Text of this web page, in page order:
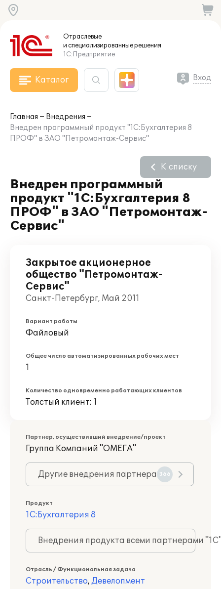
Отраслевые
и специализированныерешения
1С:Предприятие
Каталог Вход
Главная
Внедрения
Внедрен программный продукт "1С:Бухгалтерия 8
ПРОФ" в ЗАО "Петромонтаж-Сервис"
Внедрен программный
продукт "1С:Бухгалтерия 8
ПРОФ" в ЗАО "Петромонтаж-
Сервис"
К списку
Закрытое акционерное
общество "Петромонтаж-
Сервис"
Санкт-Петербург, Май 2011
Вариант работы
Файловый
Общее число автоматизированных рабочих мест
1
Количество одновременно работающих клиентов
Толстый клиент: 1
Партнер, осуществивший внедрение/проект
Группа Компаний "ОМЕГА"
Другие внедрения партнера 366
Продукт
1С:Бухгалтерия 8
Внедрения продукта всеми партнерами
Отрасль / Функциональная задача
Строительство, Девелопмент